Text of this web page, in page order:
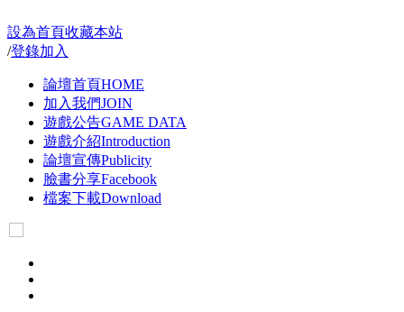
設為首頁收藏本站
/登錄加入
論壇首頁HOME
加入我們JOIN
遊戲公告GAME DATA
遊戲介紹Introduction
論壇宣傳Publicity
臉書分享Facebook
檔案下載Download